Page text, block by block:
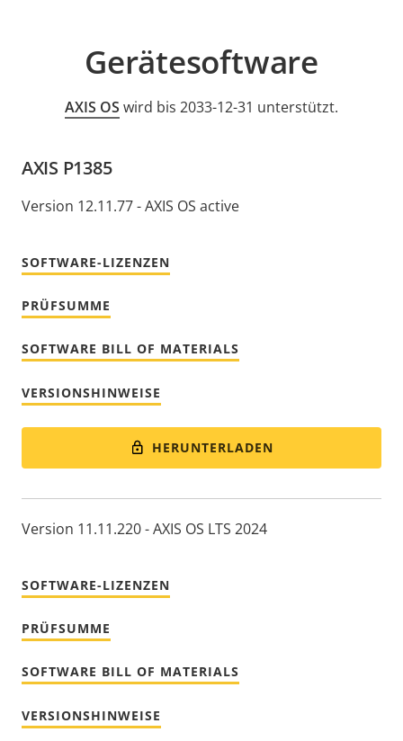
Gerätesoftware
AXIS OS wird bis 2033-12-31 unterstützt.
AXIS P1385
Version 12.11.77 - AXIS OS active
SOFTWARE-LIZENZEN
PRÜFSUMME
SOFTWARE BILL OF MATERIALS
VERSIONSHINWEISE
HERUNTERLADEN
Version 11.11.220 - AXIS OS LTS 2024
SOFTWARE-LIZENZEN
PRÜFSUMME
SOFTWARE BILL OF MATERIALS
VERSIONSHINWEISE